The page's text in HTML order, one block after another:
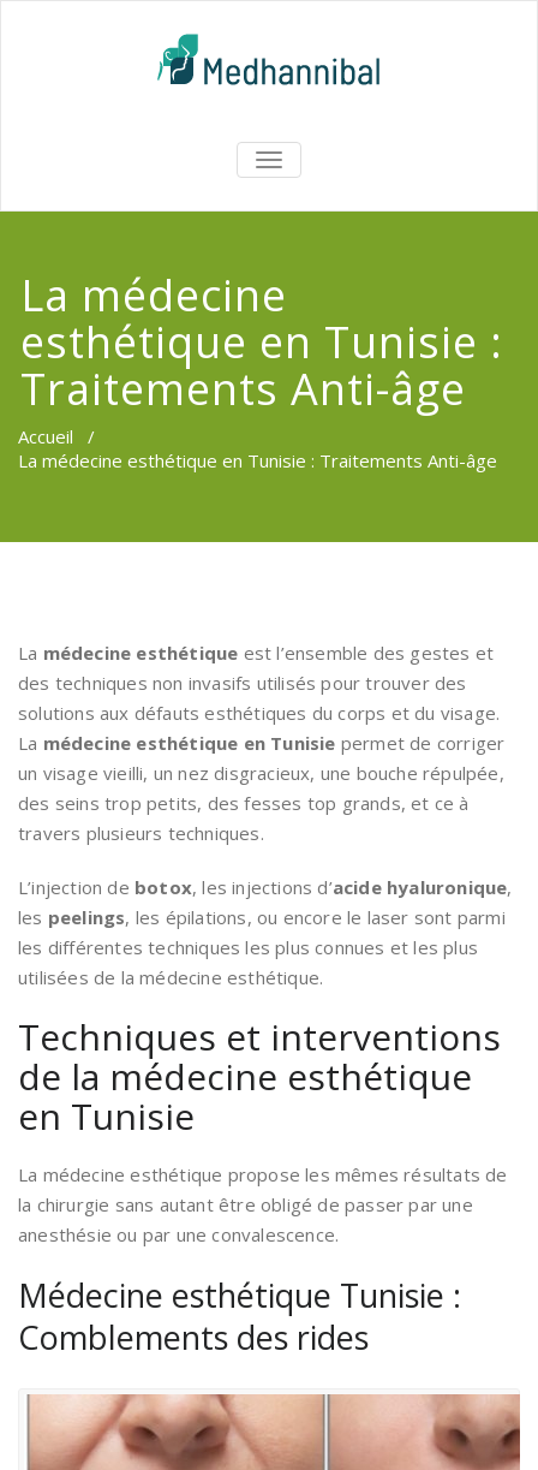
AFFICHER/MASQUER
LA
La médecine
esthétique en Tunisie :
Traitements Anti-âge
Accueil /
La médecine esthétique en Tunisie : Traitements Anti-âge
La médecine esthétique est l’ensemble des gestes et
des techniques non invasifs utilisés pour trouver des
solutions aux défauts esthétiques du corps et du visage.
La médecine esthétique en Tunisie permet de corriger
un visage vieilli, un nez disgracieux, une bouche répulpée,
des seins trop petits, des fesses top grands, et ce à
travers plusieurs techniques.
L’injection de botox, les injections d’acide hyaluronique,
les peelings, les épilations, ou encore le laser sont parmi
les différentes techniques les plus connues et les plus
utilisées de la médecine esthétique.
Techniques et interventions
de la médecine esthétique
en Tunisie
La médecine esthétique propose les mêmes résultats de
la chirurgie sans autant être obligé de passer par une
anesthésie ou par une convalescence.
Médecine esthétique Tunisie :
Comblements des rides